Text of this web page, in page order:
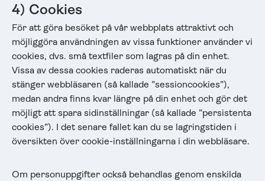
4) Cookies
För att göra besöket på vår webbplats attraktivt och
möjliggöra användningen av vissa funktioner använder vi
cookies, dvs. små textfiler som lagras på din enhet.
Vissa av dessa cookies raderas automatiskt när du
stänger webbläsaren (så kallade ”sessioncookies”),
medan andra finns kvar längre på din enhet och gör det
möjligt att spara sidinställningar (så kallade ”persistenta
cookies”). I det senare fallet kan du se lagringstiden i
översikten över cookie-inställningarna i din webbläsare.
Om personuppgifter också behandlas genom enskilda